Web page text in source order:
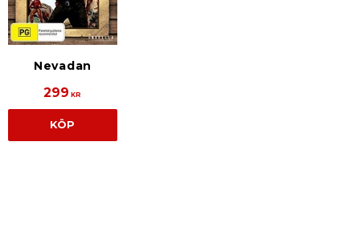
Nevadan
299 KR
KÖP